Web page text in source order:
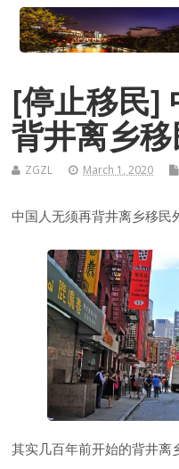
[停止移民]
背井离乡
ZGZL March 1, 2020
中国人无须再背井离乡移民
其实几百年前开始的背井离